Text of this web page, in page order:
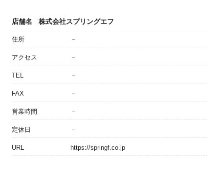
店舗名 株式会社スプリングエフ
住所 －
アクセス －
TEL －
FAX －
営業時間 －
定休日 －
URL https://springf.co.jp